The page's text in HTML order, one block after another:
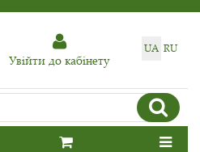
UA RU
Увiйти до кабiнету